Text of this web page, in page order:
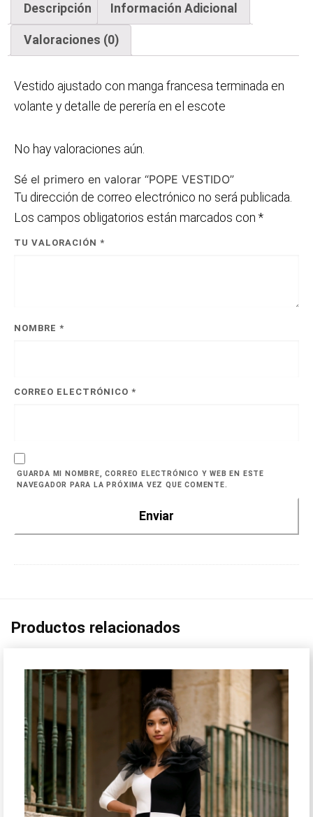
Descripción Información Adicional
Valoraciones (0)
Vestido ajustado con manga francesa terminada en
volante y detalle de perería en el escote
No hay valoraciones aún.
Sé el primero en valorar “POPE VESTIDO”
Tu dirección de correo electrónico no será publicada.
Los campos obligatorios están marcados con *
TU VALORACIÓN *
NOMBRE *
CORREO ELECTRÓNICO *
GUARDA MI NOMBRE, CORREO ELECTRÓNICO Y WEB EN ESTE
NAVEGADOR PARA LA PRÓXIMA VEZ QUE COMENTE.
Productos relacionados
¡Oferta!